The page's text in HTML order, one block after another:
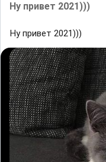
Ну привет 2021)))
Ну привет 2021)))